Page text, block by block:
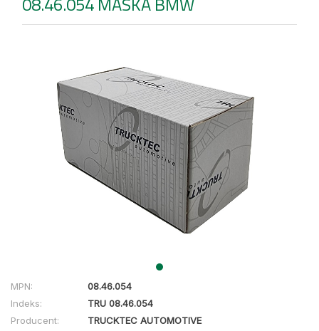
MPN:
08.46.054
Indeks:
TRU 08.46.054
Producent:
TRUCKTEC AUTOMOTIVE